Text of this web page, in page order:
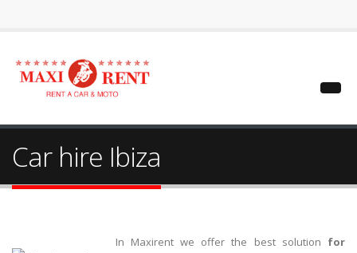
Car hire Ibiza
In Maxirent we offer the best solution for